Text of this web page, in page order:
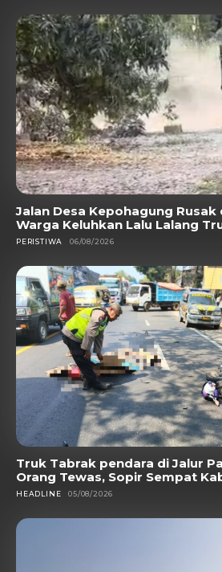
Jalan Desa Kepohagung Rusak
Warga Keluhkan Lalu Lalang
PERISTIWA 06/08/2026
Truk Tabrak pendara di Jalur
Orang Tewas, Sopir Sempat
HEADLINE 05/08/2026